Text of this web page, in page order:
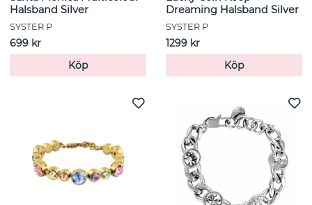
Halsband Silver
SYSTER P
699 kr
Köp
Dreaming Halsband Silver
SYSTER P
1299 kr
Köp